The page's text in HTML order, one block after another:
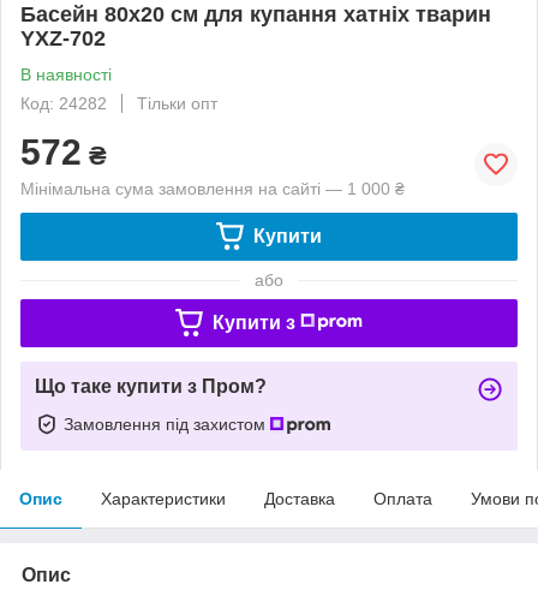
Басейн 80х20 см для купання хатніх тварин
YXZ-702
В наявності
Код: 24282
Тільки опт
572 ₴
Мінімальна сума замовлення на сайті — 1 000 ₴
Купити
або
Купити з
Що таке купити з Пром?
Замовлення під захистом
Опис Характеристики Доставка Оплата Умови
Опис